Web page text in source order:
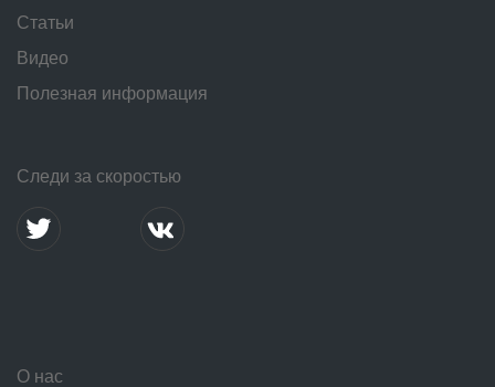
Статьи
Видео
Полезная информация
Следи за скоростью
О нас